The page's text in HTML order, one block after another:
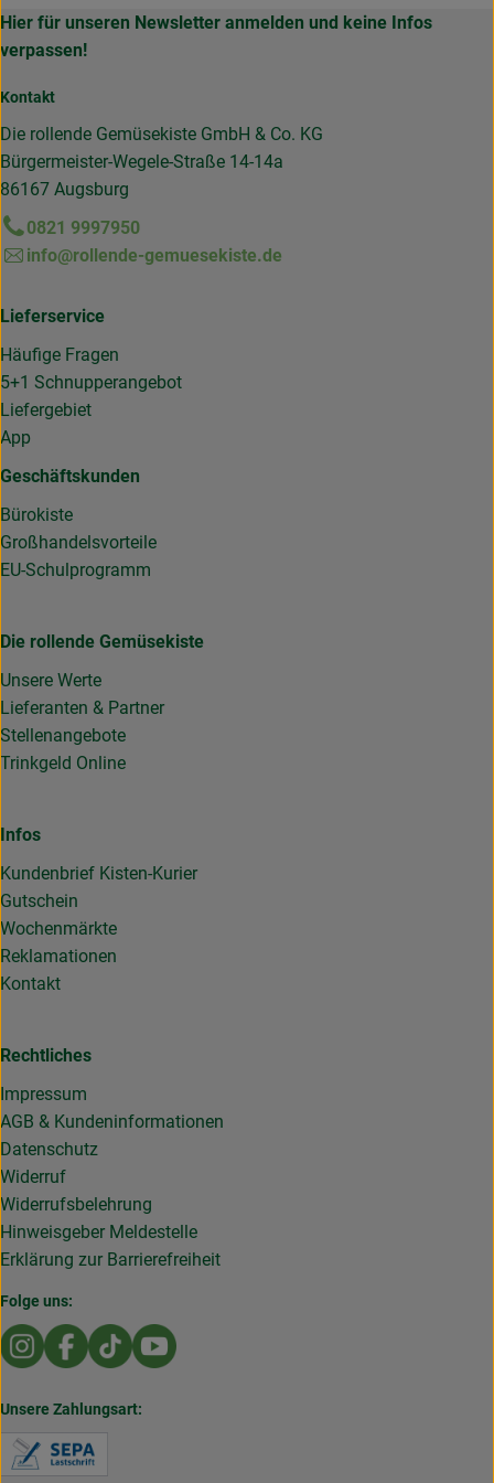
Hier für unseren Newsletter anmelden und keine Infos
verpassen!
Kontakt
Die rollende Gemüsekiste GmbH & Co. KG
Bürgermeister-Wegele-Straße 14-14a
86167 Augsburg
0821 9997950
info@rollende-gemuesekiste.de
Lieferservice
Häufige Fragen
5+1 Schnupperangebot
Liefergebiet
App
Geschäftskunden
Bürokiste
Großhandelsvorteile
EU-Schulprogramm
Die rollende Gemüsekiste
Unsere Werte
Lieferanten & Partner
Stellenangebote
Trinkgeld Online
Infos
Kundenbrief Kisten-Kurier
Gutschein
Wochenmärkte
Reklamationen
Kontakt
Rechtliches
Impressum
AGB & Kundeninformationen
Datenschutz
Widerruf
Widerrufsbelehrung
Hinweisgeber Meldestelle
Erklärung zur Barrierefreiheit
Folge uns:
Externer Link zu https://www.instagram.com/
Externer Link zu https://www.facebook.com/
Externer Link zu https://www.tiktok.com/
Externer Link zu https://
Unsere Zahlungsart: